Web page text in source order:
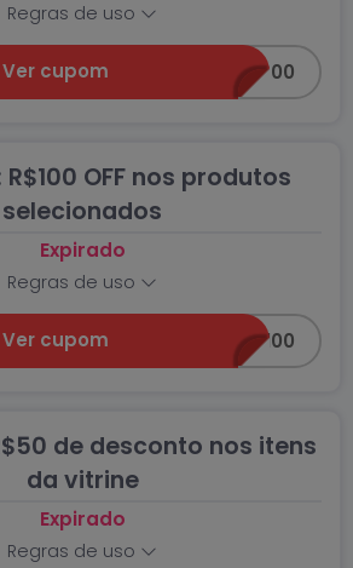
Regras de uso
Ver cupom GANHOU600
OFF nos produtos
selecionados
Expirado
Regras de uso
Ver cupom AMOR100
de desconto nos itens
da vitrine
Expirado
Regras de uso